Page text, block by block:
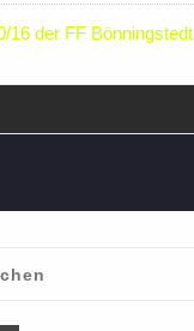
16 der FF Bönningstedt